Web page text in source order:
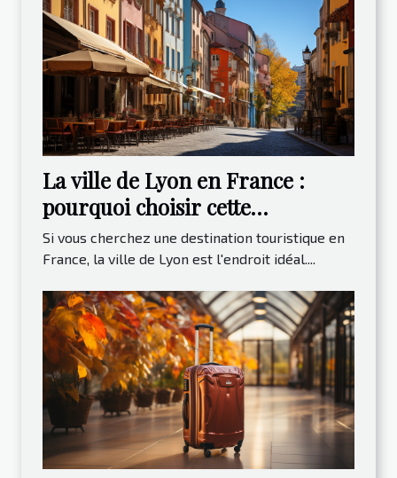
La ville de Lyon en France :
pourquoi choisir cette
destination ?
Si vous cherchez une destination touristique en
France, la ville de Lyon est l'endroit idéal....